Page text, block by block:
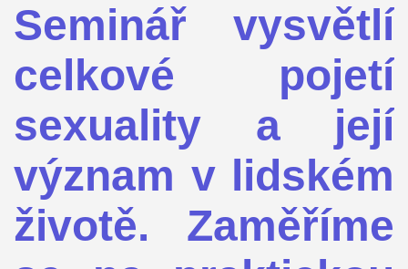
Seminář vysvětlí
celkové pojetí
sexuality a její
význam v lidském
životě. Zaměříme